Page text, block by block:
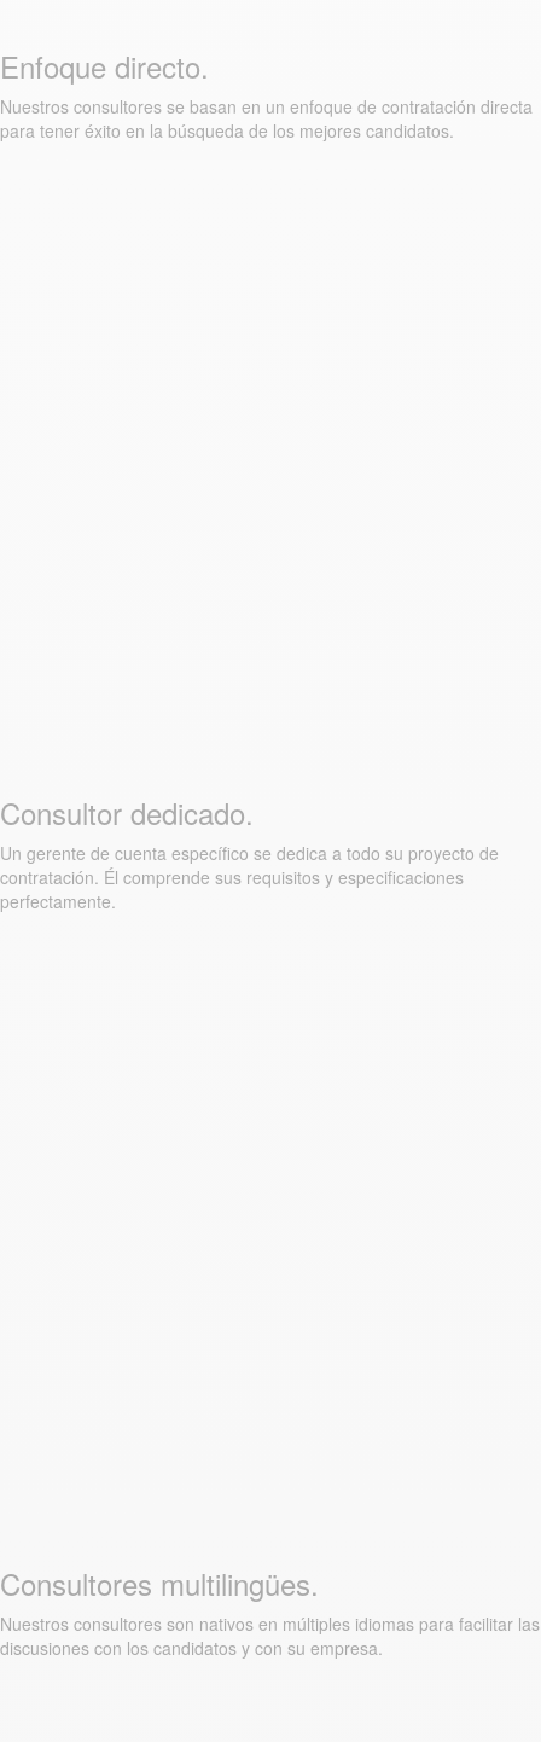
Enfoque directo.
Nuestros consultores se basan en un enfoque de contratación directa
para tener éxito en la búsqueda de los mejores candidatos.
Consultor dedicado.
Un gerente de cuenta específico se dedica a todo su proyecto de
contratación. Él comprende sus requisitos y especificaciones
perfectamente.
Consultores multilingües.
Nuestros consultores son nativos en múltiples idiomas para facilitar las
discusiones con los candidatos y con su empresa.